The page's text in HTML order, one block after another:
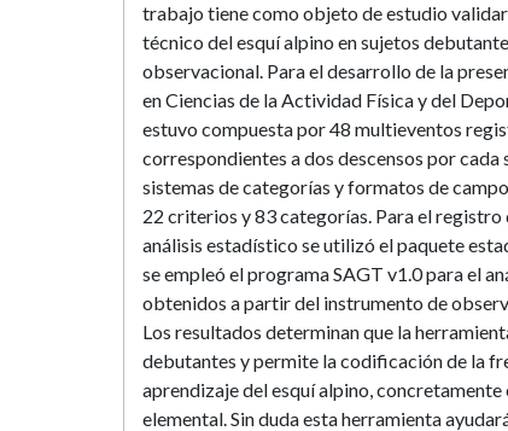
trabajo tiene como objeto de estudio
técnico del esquí alpino en sujetos
observacional. Para el desarrollo de la
en Ciencias de la Actividad Física y del
estuvo compuesta por 48 multieventos
correspondientes a dos descensos por
sistemas de categorías y formatos de
22 criterios y 83 categorías. Para el
análisis estadístico se utilizó el paquete
se empleó el programa SAGT v1.0 para el
obtenidos a partir del instrumento de
Los resultados determinan que la
debutantes y permite la codificación de la
aprendizaje del esquí alpino,
elemental. Sin duda esta herramienta